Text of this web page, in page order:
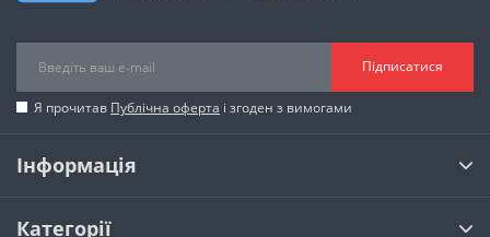
Підписатися
Я прочитав Публічна оферта і згоден з вимогами
Інформація
Категорії